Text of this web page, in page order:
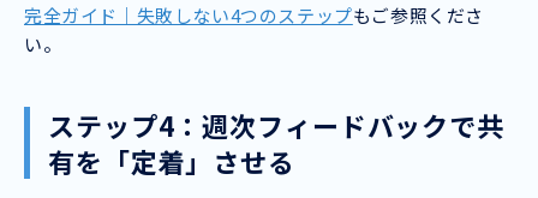
完全ガイド｜失敗しない4つのステップもご参照くださ
い。
ステップ4：週次フィードバックで共
有を「定着」させる